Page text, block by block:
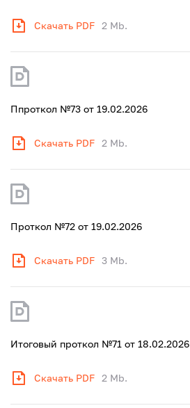
Скачать PDF 2 Mb.
Ппроткол №73 от 19.02.2026
Скачать PDF 2 Mb.
Проткол №72 от 19.02.2026
Скачать PDF 3 Mb.
Итоговый проткол №71 от 18.02.2026
Скачать PDF 2 Mb.